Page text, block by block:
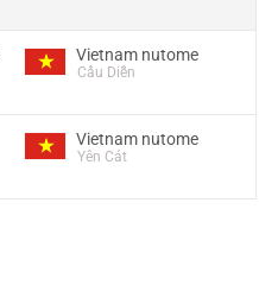
Vietnam nutome
Cầu Diễn
Vietnam nutome
Yên Cát